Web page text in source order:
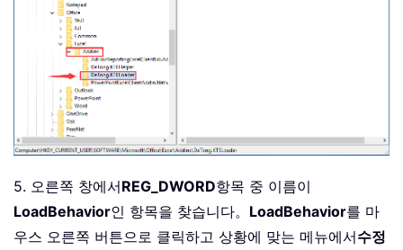
5. 오른쪽 창에서REG_DWORD항목 중 이름이
LoadBehavior인 항목을 찾습니다。 LoadBehavior를 마
우스 오른쪽 버튼으로 클릭하고 상황에 맞는 메뉴에서수정